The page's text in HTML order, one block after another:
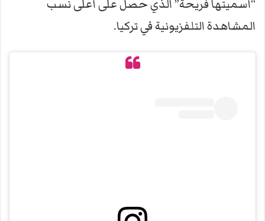
“أسميتها فريحة” الذي حصل على أعلى نسب
المشاهدة التلفزيونية في تركيا.